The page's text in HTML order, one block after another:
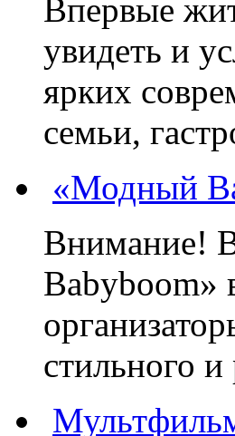
Впервые
увидеть и
ярких
семьи,
«Модный
Внимание!
Babyboom»
стильного